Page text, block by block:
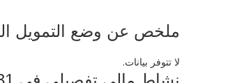
ملخص عن وضع التمويل المقدم
لا تتوفر بيانات.